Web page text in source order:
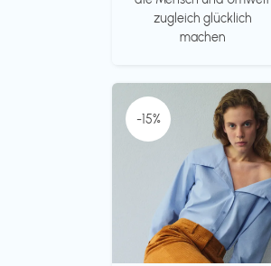
zugleich glücklich
machen
-15%